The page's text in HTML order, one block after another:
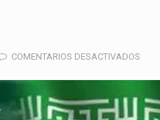
COMENTARIOS DESACTIVADOS
QUE